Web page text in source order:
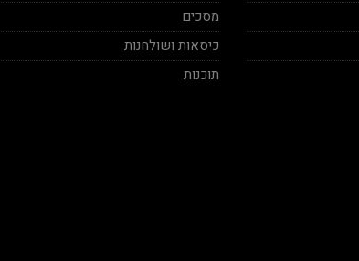
מסכים
כיסאות ושולחנות
תוכנות